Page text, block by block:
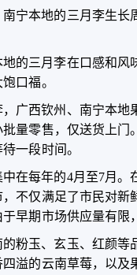
宁本地的三月李生长
的三月李在口感和风
口福。
广西钦州、南宁本
量零售，仅送货上门
一段时间。
在每年的4月至7月
，不仅满足了市民对
早期市场供应量有限
粉玉、玄玉、红颜等
溢的云南草莓，以及